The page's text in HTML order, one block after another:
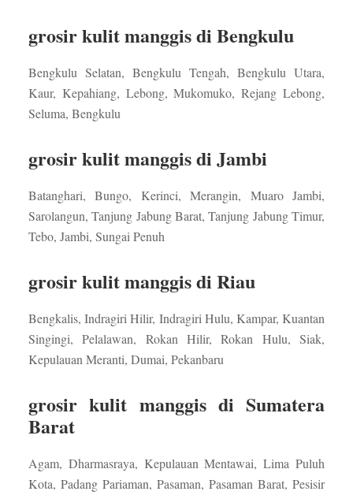
grosir kulit manggis di Bengkulu
Bengkulu Selatan, Bengkulu Tengah, Bengkulu Utara,
Kaur, Kepahiang, Lebong, Mukomuko, Rejang Lebong,
Seluma, Bengkulu
grosir kulit manggis di Jambi
Batanghari, Bungo, Kerinci, Merangin, Muaro Jambi,
Sarolangun, Tanjung Jabung Barat, Tanjung Jabung Timur,
Tebo, Jambi, Sungai Penuh
grosir kulit manggis di Riau
Bengkalis, Indragiri Hilir, Indragiri Hulu, Kampar, Kuantan
Singingi, Pelalawan, Rokan Hilir, Rokan Hulu, Siak,
Kepulauan Meranti, Dumai, Pekanbaru
grosir kulit manggis di Sumatera
Barat
Agam, Dharmasraya, Kepulauan Mentawai, Lima Puluh
Kota, Padang Pariaman, Pasaman, Pasaman Barat, Pesisir